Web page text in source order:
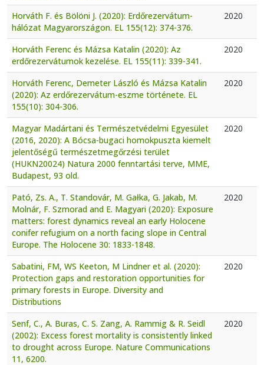
Horváth F. és Bölöni J. (2020): Erdőrezervátum-
hálózat Magyarországon. EL 155(12): 374-376.
2020
Horváth Ferenc és Mázsa Katalin (2020): Az
erdőrezervátumok kezelése. EL 155(11): 339-341.
2020
Horváth Ferenc, Demeter László és Mázsa Katalin
(2020): Az erdőrezervátum-eszme története. EL
155(10): 304-306.
2020
Magyar Madártani és Természetvédelmi Egyesület
(2016, 2020): A Bócsa-bugaci homokpuszta kiemelt
jelentőségű természetmegőrzési terület
(HUKN20024) Natura 2000 fenntartási terve, MME,
Budapest, 93 old.
2020
Pató, Zs. A., T. Standovár, M. Gałka, G. Jakab, M.
Molnár, F. Szmorad and E. Magyari (2020): Exposure
matters: forest dynamics reveal an early Holocene
conifer refugium on a north facing slope in Central
Europe. The Holocene 30: 1833-1848.
2020
Sabatini, FM, WS Keeton, M Lindner et al. (2020):
Protection gaps and restoration opportunities for
primary forests in Europe. Diversity and
Distributions
2020
Senf, C., A. Buras, C. S. Zang, A. Rammig & R. Seidl
(2002): Excess forest mortality is consistently linked
to drought across Europe. Nature Communications
11, 6200.
2020